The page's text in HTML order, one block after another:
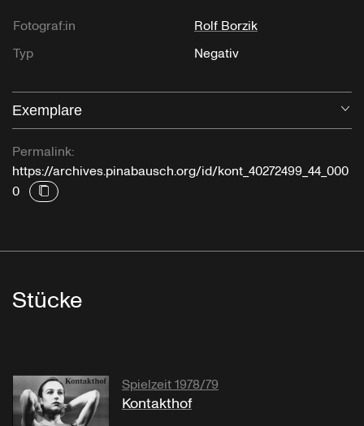
Fotograf:in
Rolf Borzik
Typ
Negativ
Exemplare
Permalink:
https://archives.pinabausch.org/id/kont_40272499_44_000
0
Stücke
Spielzeit 1978/79
Kontakthof